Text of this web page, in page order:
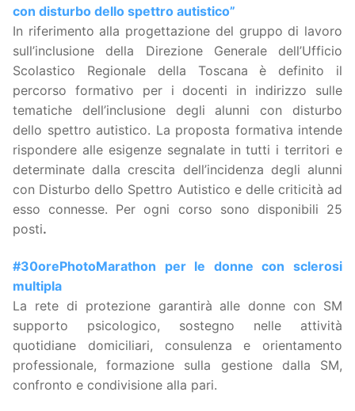
con disturbo dello spettro autistico”
In riferimento alla progettazione del gruppo di lavoro
sull’inclusione della Direzione Generale dell’Ufficio
Scolastico Regionale della Toscana è definito il
percorso formativo per i docenti in indirizzo sulle
tematiche dell’inclusione degli alunni con disturbo
dello spettro autistico. La proposta formativa intende
rispondere alle esigenze segnalate in tutti i territori e
determinate dalla crescita dell’incidenza degli alunni
con Disturbo dello Spettro Autistico e delle criticità ad
esso connesse. Per ogni corso sono disponibili 25
posti.
#30orePhotoMarathon per le donne con sclerosi
multipla
La rete di protezione garantirà alle donne con SM
supporto psicologico, sostegno nelle attività
quotidiane domiciliari, consulenza e orientamento
professionale, formazione sulla gestione dalla SM,
confronto e condivisione alla pari.